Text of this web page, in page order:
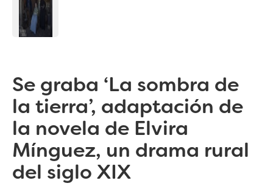
Se graba ‘La sombra de
la tierra’, adaptación de
la novela de Elvira
Mínguez, un drama rural
del siglo XIX